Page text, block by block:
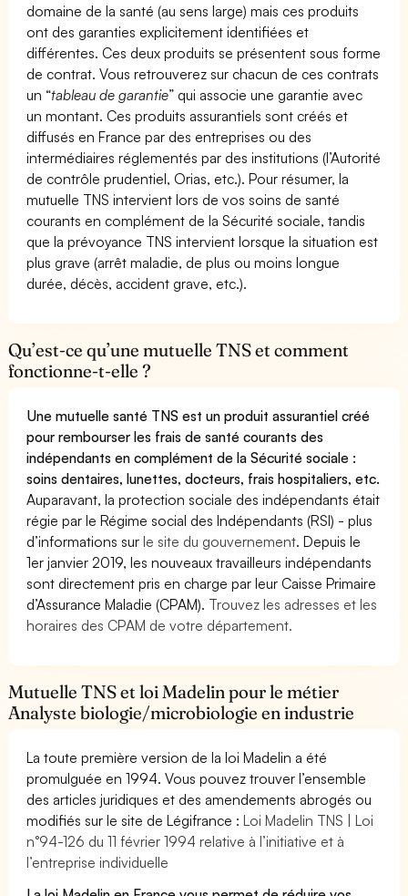
domaine de la santé (au sens large) mais ces produits
ont des garanties explicitement identifiées et
différentes. Ces deux produits se présentent sous forme
de contrat. Vous retrouverez sur chacun de ces contrats
un “tableau de garantie” qui associe une garantie avec
un montant. Ces produits assurantiels sont créés et
diffusés en France par des entreprises ou des
intermédiaires réglementés par des institutions (l’Autorité
de contrôle prudentiel, Orias, etc.). Pour résumer, la
mutuelle TNS intervient lors de vos soins de santé
courants en complément de la Sécurité sociale, tandis
que la prévoyance TNS intervient lorsque la situation est
plus grave (arrêt maladie, de plus ou moins longue
durée, décès, accident grave, etc.).
Qu’est-ce qu’une mutuelle TNS et comment
fonctionne-t-elle ?
Une mutuelle santé TNS est un produit assurantiel créé
pour rembourser les frais de santé courants des
indépendants en complément de la Sécurité sociale :
soins dentaires, lunettes, docteurs, frais hospitaliers, etc.
Auparavant, la protection sociale des indépendants était
régie par le Régime social des Indépendants (RSI) - plus
d’informations surle site du gouvernement. Depuis le
1er janvier 2019, les nouveaux travailleurs indépendants
sont directement pris en charge par leur Caisse Primaire
d’Assurance Maladie (CPAM). Trouvez les adresses et les
horaires des CPAM de votre département.
Mutuelle TNS et loi Madelin pour le métier
Analyste biologie/microbiologie en industrie
La toute première version de la loi Madelin a été
promulguée en 1994. Vous pouvez trouver l’ensemble
des articles juridiques et des amendements abrogés ou
modifiés sur le site de Légifrance :Loi Madelin TNS | Loi
n°94-126 du 11 février 1994 relative à l’initiative et à
l’entreprise individuelle